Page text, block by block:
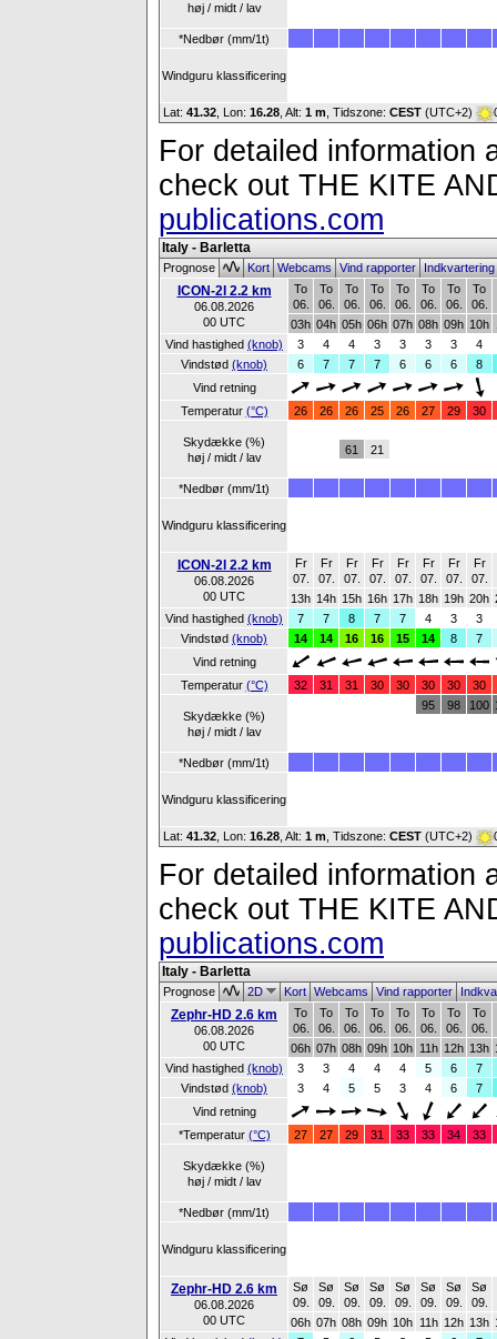
høj / midt / lav
*Nedbør (mm/1t)
Windguru klassificering
Lat: 41.32 , Lon: 16.28 Alt: 1 m , Tidszone: CEST (UTC+2)
For detailed information
check out THE KITE
publications.com
Italy - Barletta
Prognose KortWebcamsVind rapporterIndkvartering
ICON-2I 2.2 km
06.08.2026
00 UTC
To
06.
To
06.
To
06.
To
06.
To
06.
To
06.
To
06.
To
06.
03h 04h 05h 06h 07h 08h 09h 10h
Vind hastighed (knob) 3 4 4 3 3 3 3
4
Vindstød (knob) 6 7 7 7 6 6 6
8
Vind retning
Temperatur (°C) 26 26 26 25 26 27 29 30
Skydække (%)
høj / midt / lav
61 21
*Nedbør (mm/1t)
Windguru klassificering
ICON-2I 2.2 km
06.08.2026
00 UTC
Fr
07.
Fr
07.
Fr
07.
Fr
07.
Fr
07.
Fr
07.
Fr
07.
Fr
07.
13h 14h 15h 16h 17h 18h 19h 20h
Vind hastighed (knob) 7 7 8 7 7 4 3
3
Vindstød (knob) 14 14 16 16 15 14 8
7
Vind retning
Temperatur (°C) 32 31 31 30 30 30 30 30
Skydække (%)
høj / midt / lav
95 98 100
*Nedbør (mm/1t)
Windguru klassificering
Lat: 41.32 , Lon: 16.28 Alt: 1 m , Tidszone: CEST (UTC+2)
For detailed information
check out THE KITE
publications.com
Italy - Barletta
Prognose 2D KortWebcamsVind rapporter
Zephr-HD 2.6 km
06.08.2026
00 UTC
To
06.
To
06.
To
06.
To
06.
To
06.
To
06.
To
06.
To
06.
06h 07h 08h 09h 10h 11h 12h 13h
Vind hastighed (knob) 3 3 4 4 4 5 6
7
Vindstød (knob) 3 4 5 5 3 4 6
7
Vind retning
*Temperatur (°C) 27 27 29 31 33 33 34 33
Skydække (%)
høj / midt / lav
*Nedbør (mm/1t)
Windguru klassificering
Zephr-HD 2.6 km
06.08.2026
00 UTC
Sø
09.
Sø
09.
Sø
09.
Sø
09.
Sø
09.
Sø
09.
Sø
09.
Sø
09.
06h 07h 08h 09h 10h 11h 12h 13h